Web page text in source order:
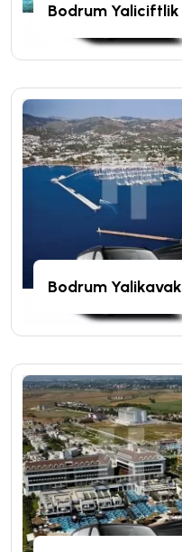
Bodrum Yaliciftlik
Bodrum Yalikavak